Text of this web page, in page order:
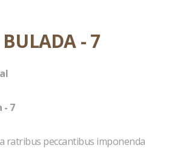
BULADA - 7
- 7
ratribus peccantibus imponenda